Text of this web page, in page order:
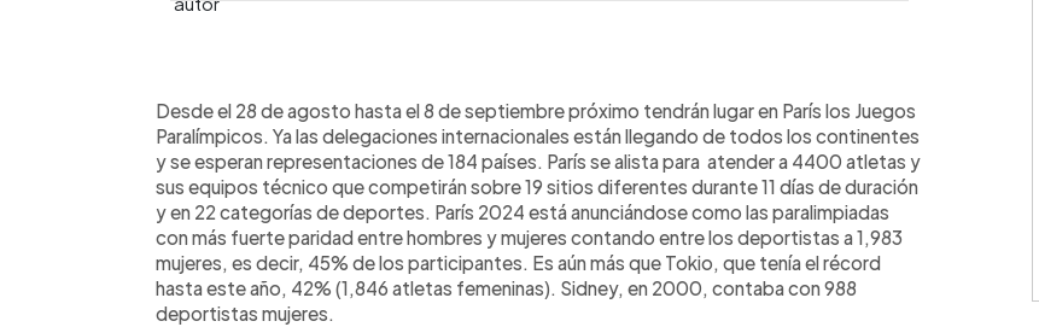
► Escuchar artículo
Desde el 28 de agosto hasta el 8 de septiembre próximo tendrán lugar en París los Juegos
Paralímpicos. Ya las delegaciones internacionales están llegando de todos los continentes
y se esperan representaciones de 184 países. París se alista para atender a 4400 atletas y
sus equipos técnico que competirán sobre 19 sitios diferentes durante 11 días de duración
y en 22 categorías de deportes. París 2024 está anunciándose como las paralimpiadas
con más fuerte paridad entre hombres y mujeres contando entre los deportistas a 1,983
mujeres, es decir, 45% de los participantes. Es aún más que Tokio, que tenía el récord
hasta este año, 42% (1,846 atletas femeninas). Sidney, en 2000, contaba con 988
deportistas mujeres.